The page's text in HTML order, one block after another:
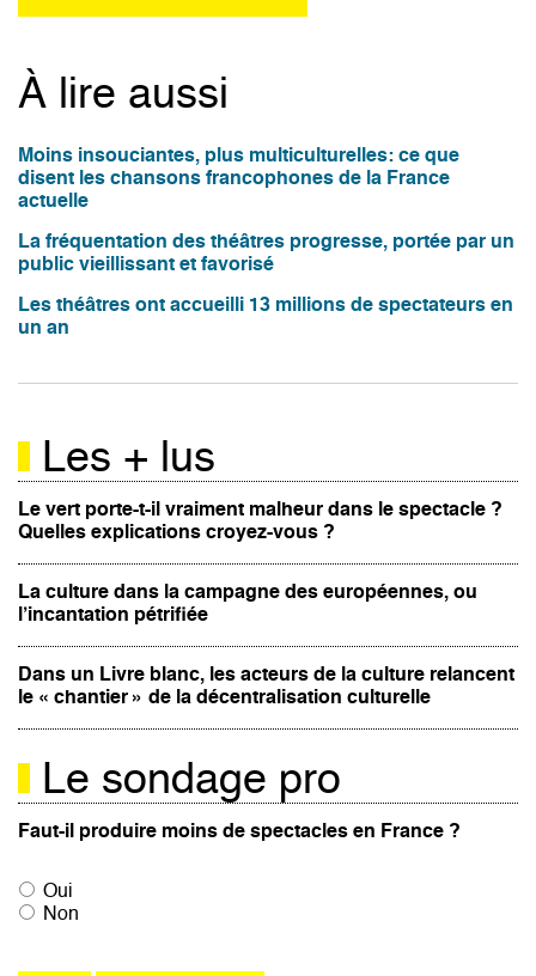
Lire la suite sursourdoreille.net
À lire aussi
Moins insouciantes, plus multiculturelles: ce que
disent les chansons francophones de la France
La fréquentation des théâtres progresse, portée par un
Les théâtres ont accueilli 13 millions de spectateurs en
Les + lus
Le vert porte-t-il vraiment malheur dans le spectacle ?
La culture dans la campagne des européennes, ou
Dans un Livre blanc, les acteurs de la culture relancent
Le sondage pro
Oui